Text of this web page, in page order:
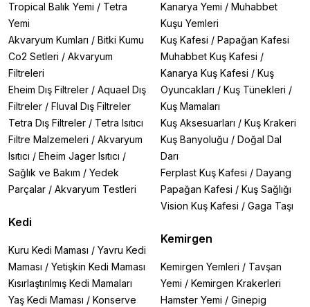
Tropical Balık Yemi / Tetra
Yemi
Akvaryum Kumları / Bitki Kumu
Co2 Setleri / Akvaryum
Filtreleri
Eheim Dış Filtreler / Aquael Dış
Filtreler / Fluval Dış Filtreler
Tetra Dış Filtreler / Tetra Isıtıcı
Filtre Malzemeleri / Akvaryum
Isıtıcı / Eheim Jager Isıtıcı /
Sağlık ve Bakım / Yedek
Parçalar / Akvaryum Testleri
Kedi
Kuru Kedi Maması / Yavru Kedi
Maması / Yetişkin Kedi Maması
Kısırlaştırılmış Kedi Mamaları
Yaş Kedi Maması / Konserve
Kanarya Yemi / Muhabbet
Kuşu Yemleri
Kuş Kafesi / Papağan Kafesi
Muhabbet Kuş Kafesi /
Kanarya Kuş Kafesi / Kuş
Oyuncakları / Kuş Tünekleri /
Kuş Mamaları
Kuş Aksesuarları / Kuş Krakeri
Kuş Banyoluğu / Doğal Dal
Darı
Ferplast Kuş Kafesi / Dayang
Papağan Kafesi / Kuş Sağlığı
Vision Kuş Kafesi / Gaga Taşı
Kemirgen
Kemirgen Yemleri / Tavşan
Yemi / Kemirgen Krakerleri
Hamster Yemi / Ginepig